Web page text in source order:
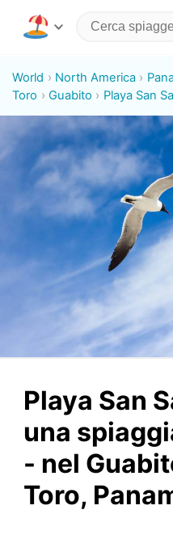
World North America
Toro
Guabito Playa San
Playa San
una
- nel
Toro,